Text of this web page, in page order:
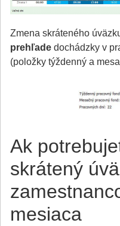
Zmena skráteného
prehľade dochádzky v
(položky týždenný a
Ak
skrátený
mesiaca